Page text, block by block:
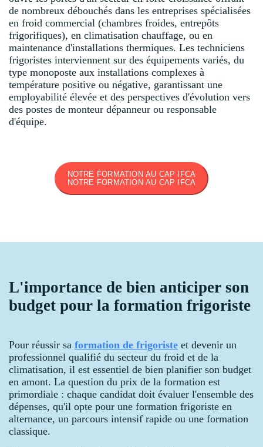
de nombreux débouchés dans les entreprises spécialisées
en froid commercial (chambres froides, entrepôts
frigorifiques), en climatisation chauffage, ou en
maintenance d'installations thermiques. Les techniciens
frigoristes interviennent sur des équipements variés, du
type monoposte aux installations complexes à
température positive ou négative, garantissant une
employabilité élevée et des perspectives d'évolution vers
des postes de monteur dépanneur ou responsable
d'équipe.
NOTRE FORMATION AU CAP IFCA
NOTRE FORMATION AU CAP IFCA
L'importance de bien anticiper son
budget pour la formation frigoriste
Pour réussir sa formation de frigoriste et devenir un
professionnel qualifié du secteur du froid et de la
climatisation, il est essentiel de bien planifier son budget
en amont. La question du prix de la formation est
primordiale : chaque candidat doit évaluer l'ensemble des
dépenses, qu'il opte pour une formation frigoriste en
alternance, un parcours intensif rapide ou une formation
classique.